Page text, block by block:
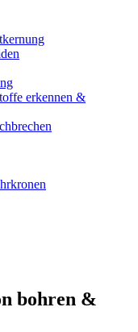
erkennen &
bohren &